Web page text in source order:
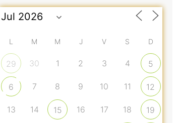
L M M J V S D
29 30 1 2 3 4 5
6 7 8 9 10 11 12
13 14 15 16 17 18 19